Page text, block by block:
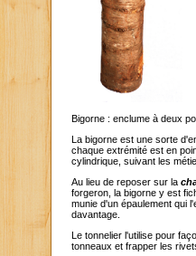
Bigorne : enclume à deux
La bigorne est une sorte
chaque extrémité est en
cylindrique, suivant les
Au lieu de reposer sur la
forgeron, la bigorne y est
munie d'un épaulement qui
davantage.
Le tonnelier l'utilise pour
tonneaux et frapper les